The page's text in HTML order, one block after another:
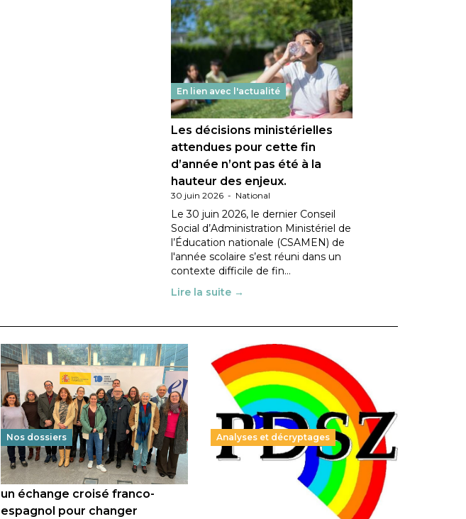
En lien avec l'actualité
Les décisions ministérielles
attendues pour cette fin
d’année n’ont pas été à la
hauteur des enjeux.
30 juin 2026 - National
Le 30 juin 2026, le dernier Conseil
Social d’Administration Ministériel de
l’Éducation nationale (CSAMEN) de
l'année scolaire s’est réuni dans un
contexte difficile de fin…
Lire la suite →
Nos dossiers
Éducation au vivre-ensemble :
un échange croisé franco-
espagnol pour changer
Analyses et décryptages
Hongrie : du changement pour
les politiques éducatives, aussi !